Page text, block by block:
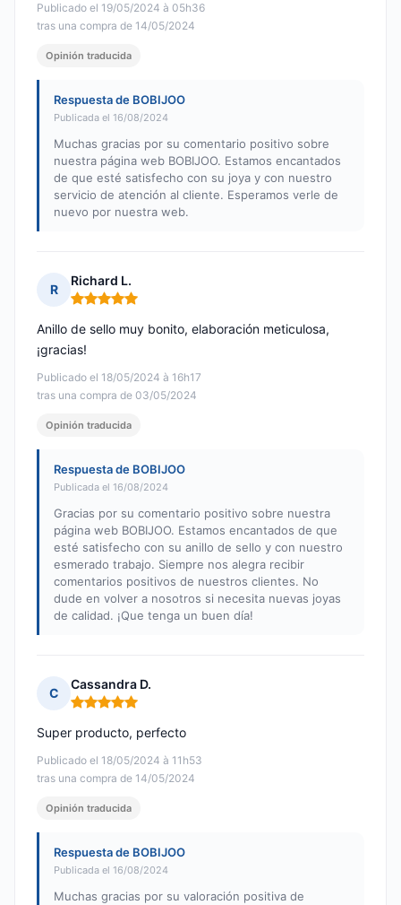
Publicado el 19/05/2024 à 05h36
tras una compra de 14/05/2024
Opinión traducida
Respuesta de BOBIJOO
Publicada el 16/08/2024
Muchas gracias por su comentario positivo sobre
nuestra página web BOBIJOO. Estamos encantados
de que esté satisfecho con su joya y con nuestro
servicio de atención al cliente. Esperamos verle de
nuevo por nuestra web.
R
Richard L.
Nota: 5 de 5
Publicado el 18/05/2024 à 16h17
tras una compra de 03/05/2024
Anillo de sello muy bonito, elaboración meticulosa,
¡gracias!
Opinión traducida
Respuesta de BOBIJOO
Publicada el 16/08/2024
Gracias por su comentario positivo sobre nuestra
página web BOBIJOO. Estamos encantados de que
esté satisfecho con su anillo de sello y con nuestro
esmerado trabajo. Siempre nos alegra recibir
comentarios positivos de nuestros clientes. No
dude en volver a nosotros si necesita nuevas joyas
de calidad. ¡Que tenga un buen día!
C
Cassandra D.
Nota: 5 de 5
Publicado el 18/05/2024 à 11h53
tras una compra de 14/05/2024
Super producto, perfecto
Opinión traducida
Respuesta de BOBIJOO
Publicada el 16/08/2024
Muchas gracias por su valoración positiva de